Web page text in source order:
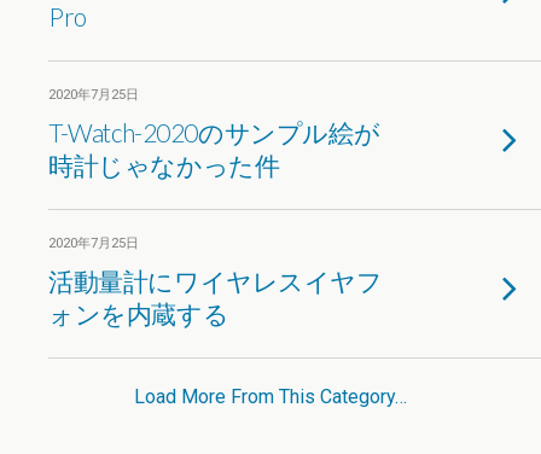
Pro
2020年7月25日
T-Watch-2020のサンプル絵が
時計じゃなかった件
2020年7月25日
活動量計にワイヤレスイヤフ
ォンを内蔵する
Load More From This Category…